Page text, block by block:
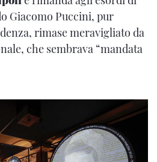
Giacomo Puccini, pur
rimase meravigliato da
che sembrava “mandata